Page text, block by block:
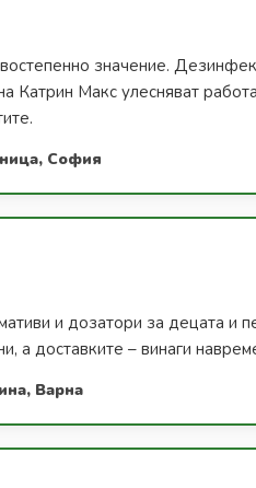
значение.
Катрин Макс улесняват
София
и дозатори за децата и
а доставките – винаги
Варна